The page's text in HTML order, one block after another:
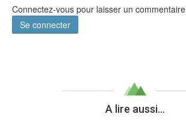
Connectez-vous pour laisser un commentaire
Se connecter
A lire aussi...